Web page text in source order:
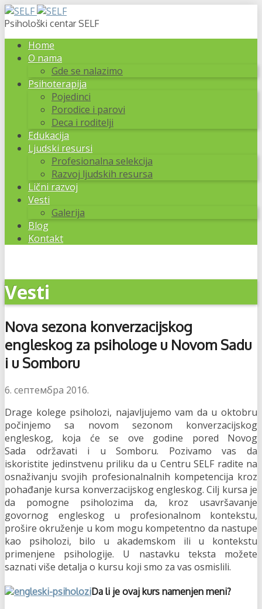
Psihološki centar SELF
Home
O nama
Gde se nalazimo
Psihoterapija
Pojedinci
Porodice i parovi
Deca i roditelji
Edukacija
Ljudski resursi
Profesionalna selekcija
Razvoj ljudskih resursa
Lični razvoj
Vesti
Galerija
Blog
Kontakt
Vesti
Nova sezona konverzacijskog
engleskog za psihologe u Novom Sadu
i u Somboru
6. септембра 2016.
Drage kolege psiholozi, najavljujemo vam da u oktobru
počinjemo sa novom sezonom konverzacijskog
engleskog, koja će se ove godine pored Novog
Sada održavati i u Somboru. Pozivamo vas da
iskoristite jedinstvenu priliku da u Centru SELF radite na
osnaživanju svojih profesionalnalnih kompetencija kroz
pohađanje kursa konverzacijskog engleskog. Cilj kursa je
da pomogne psiholozima da, kroz usavršavanje
govornog engleskog u profesionalnom kontekstu,
prošire okruženje u kom mogu kompetentno da nastupe
kao psiholozi, bilo u akademskom ili u kontekstu
primenjene psihologije. U nastavku teksta možete
saznati više detalja o kursu koji smo za vas osmislili.
Da li je ovaj kurs namenjen meni?